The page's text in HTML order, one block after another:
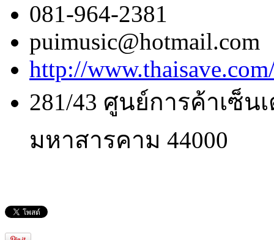
081-964-2381
puimusic@hotmail.com
http://
281/43 ศูนย์การค้าเซ็
มหาสารคาม 44000